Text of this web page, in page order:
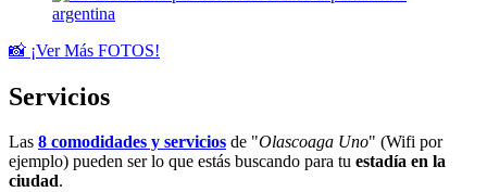
📸 ¡Ver Más FOTOS!
Servicios
Las 8 comodidades y servicios de "Olascoaga Uno" (Wifi por
ejemplo) pueden ser lo que estás buscando para tu estadía en la
ciudad.